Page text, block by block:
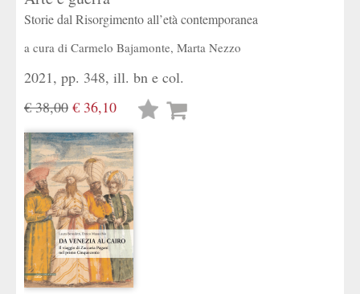
Storie dal Risorgimento all’età contemporanea
a cura di Carmelo Bajamonte, Marta Nezzo
2021, pp. 348, ill. bn e col.
€ 38,00 € 36,10
Lista